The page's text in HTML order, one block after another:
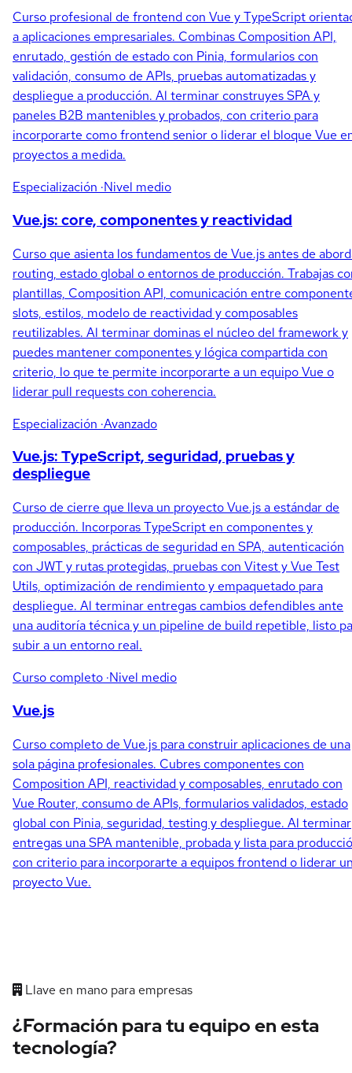
Curso profesional de frontend con Vue y TypeScript
a aplicaciones empresariales. Combinas Composition API,
enrutado, gestión de estado con Pinia, formularios con
validación, consumo de APIs, pruebas automatizadas y
despliegue a producción. Al terminar construyes SPA y
paneles B2B mantenibles y probados, con criterio para
incorporarte como frontend senior o liderar el bloque Vue
proyectos a medida.
Especialización ·Nivel medio
Vue.js: core, componentes y reactividad
Curso que asienta los fundamentos de Vue.js antes de
routing, estado global o entornos de producción. Trabajas
plantillas, Composition API, comunicación entre
slots, estilos, modelo de reactividad y composables
reutilizables. Al terminar dominas el núcleo del framework y
puedes mantener componentes y lógica compartida con
criterio, lo que te permite incorporarte a un equipo Vue o
liderar pull requests con coherencia.
Especialización ·Avanzado
Vue.js: TypeScript, seguridad, pruebas y
despliegue
Curso de cierre que lleva un proyecto Vue.js a estándar de
producción. Incorporas TypeScript en componentes y
composables, prácticas de seguridad en SPA, autenticación
con JWT y rutas protegidas, pruebas con Vitest y Vue Test
Utils, optimización de rendimiento y empaquetado para
despliegue. Al terminar entregas cambios defendibles ante
una auditoría técnica y un pipeline de build repetible, listo
subir a un entorno real.
Curso completo ·Nivel medio
Vue.js
Curso completo de Vue.js para construir aplicaciones de una
sola página profesionales. Cubres componentes con
Composition API, reactividad y composables, enrutado con
Vue Router, consumo de APIs, formularios validados, estado
global con Pinia, seguridad, testing y despliegue. Al terminar
entregas una SPA mantenible, probada y lista para
con criterio para incorporarte a equipos frontend o liderar
proyecto Vue.
Llave en mano para empresas
¿Formación para tu equipo en esta
tecnología?